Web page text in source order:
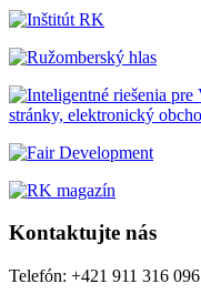
Kontaktujte nás
Telefón: +421 911 316 096